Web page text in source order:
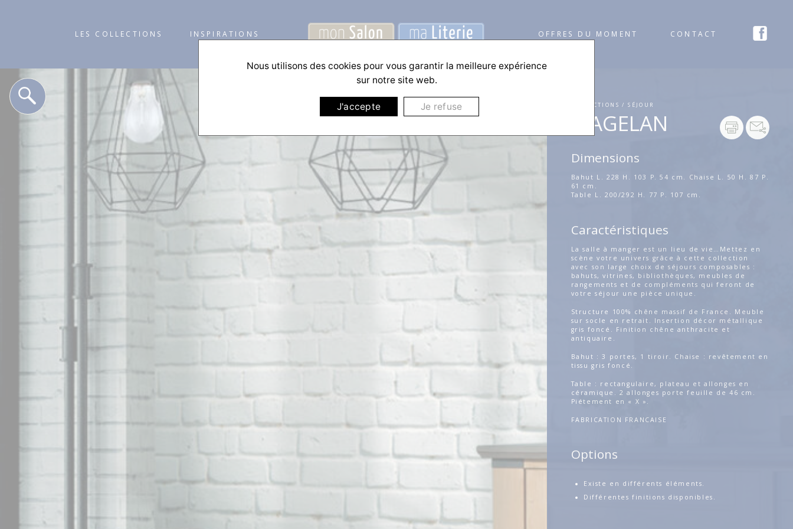
LES COLLECTIONS INSPIRATIONS OFFRES DU MOMENT CONTACT
COLLECTIONS / SÉJOUR
MAGELAN
Dimensions
Bahut L. 228 H. 103 P. 54 cm. Chaise L. 50 H. 87 P.
61 cm.
Table L. 200/292 H. 77 P. 107 cm.
Caractéristiques
La salle à manger est un lieu de vie…Mettez en
scène votre univers grâce à cette collection
avec son large choix de séjours composables :
bahuts, vitrines, bibliothèques, meubles de
rangements et de compléments qui feront de
votre séjour une pièce unique.
Structure 100% chêne massif de France. Meuble
sur socle en retrait. Insertion décor métallique
gris foncé. Finition chêne anthracite et
antiquaire.
Bahut : 3 portes, 1 tiroir. Chaise : revêtement en
tissu gris foncé.
Table : rectangulaire, plateau et allonges en
céramique. 2 allonges porte feuille de 46 cm.
Piétement en « X ».
FABRICATION FRANCAISE
Options
Existe en différents éléments.
Différentes finitions disponibles.
Nous utilisons des cookies pour vous garantir la meilleure expérience
sur notre site web.
J'accepte Je refuse